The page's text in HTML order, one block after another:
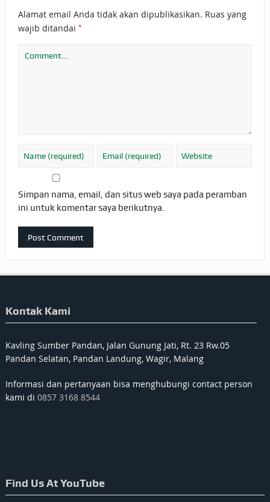
Alamat email Anda tidak akan dipublikasikan. Ruas yang
wajib ditandai *
Simpan nama, email, dan situs web saya pada peramban
ini untuk komentar saya berikutnya.
Kontak Kami
Kavling Sumber Pandan, Jalan Gunung Jati, Rt. 23 Rw.05
Pandan Selatan, Pandan Landung, Wagir, Malang
Informasi dan pertanyaan bisa menghubungi contact person
kami di 0857 3168 8544
Find Us At YouTube